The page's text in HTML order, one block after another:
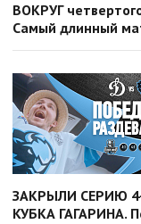
ВОКРУГ
Самый длинный
ЗАКРЫЛИ СЕРИЮ
КУБКА ГАГАРИНА.